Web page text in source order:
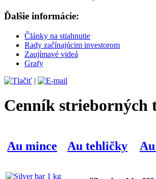
Ďalšie informácie:
Články na stiahnutie
Rady začínajúcim investorom
Zaujímavé videá
Grafy
|
Cenník strieborných
Au mince Au tehličky